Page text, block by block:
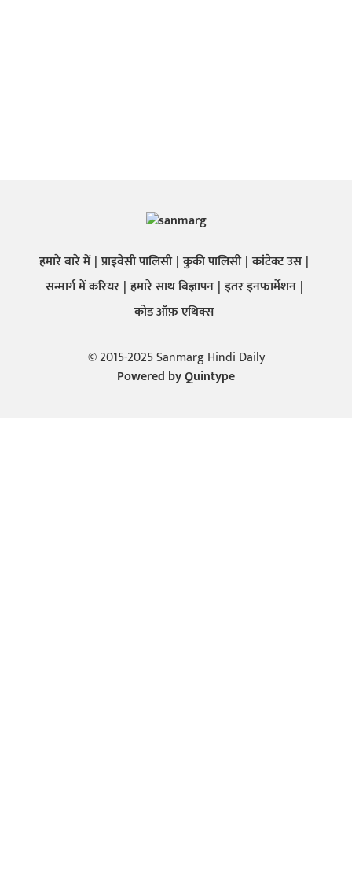
हमारे बारे में प्राइवेसी पालिसी कुकी पालिसी कांटेक्ट उस
सन्मार्ग में करियर हमारे साथ बिज्ञापन इतर इनफार्मेशन
कोड ऑफ़ एथिक्स
© 2015-2025 Sanmarg Hindi Daily
Powered byQuintype